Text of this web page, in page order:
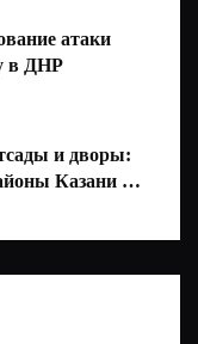
атаки
в ДНР
и дворы:
Казани за